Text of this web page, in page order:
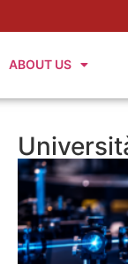
ABOUT US